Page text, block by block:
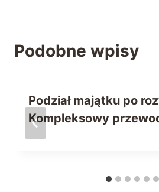
Podobne wpisy
Podział majątku po
Kompleksowy